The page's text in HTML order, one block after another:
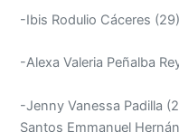
-Ibis Rodulio Cáceres (29)
-Alexa Valeria Peñalba
-Jenny Vanessa Padilla
Santos Emmanuel